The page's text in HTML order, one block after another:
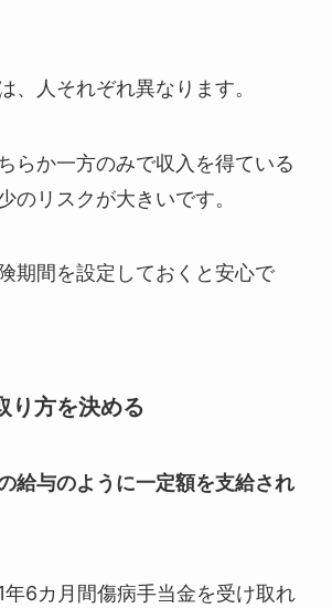
、人それぞれ異なります。
らか一方のみで収入を得ている
のリスクが大きいです。
期間を設定しておくと安心で
り方を決める
給与のように一定額を支給され
年6カ月間傷病手当金を受け取れ